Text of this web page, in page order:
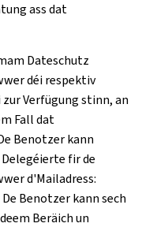
ass dat
Dateschutz
déi respektiv
Verfügung stinn, an
Fall dat
Benotzer kann
fir de
d'Mailadress:
Benotzer kann sech
Beräich un